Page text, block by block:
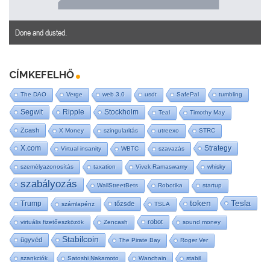
Done and dusted.
CÍMKEFELHŐ
The DAO Verge web 3.0 usdt SafePal tumbling
Segwit Ripple Stockholm Teal Timothy May
Zcash X Money szingularitás utreexo STRC
X.com Virtual insanity WBTC szavazás Strategy
személyazonosítás taxation Vivek Ramaswamy whisky
szabályozás WallStreetBets Robotika startup
Trump számlapénz tőzsde TSLA token Tesla
virtuális fizetőeszközök Zencash robot sound money
ügyvéd Stabilcoin The Pirate Bay Roger Ver
szankciók Satoshi Nakamoto Wanchain stabil